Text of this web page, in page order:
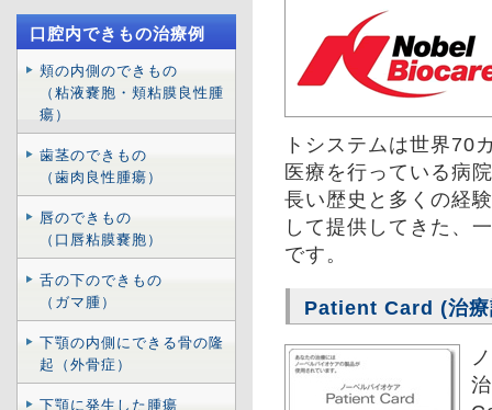
トシステムは世界70
医療を行っている病
長い歴史と多くの経
して提供してきた、
です。
Patient Card (治療
口腔内できもの治療例
頬の内側のできもの
（粘液嚢胞・頬粘膜良性腫
瘍）
歯茎のできもの
（歯肉良性腫瘍）
唇のできもの
（口唇粘膜嚢胞）
舌の下のできもの
（ガマ腫）
下顎の内側にできる骨の隆
起（外骨症）
下顎に発生した腫瘍